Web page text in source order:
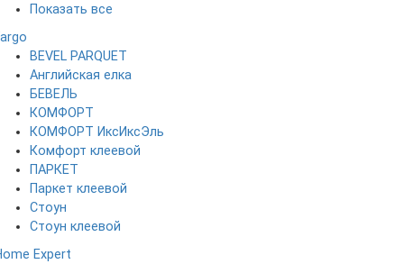
Показать все
BEVEL PARQUET
Английская елка
БЕВЕЛЬ
КОМФОРТ
КОМФОРТ ИксИксЭль
Комфорт клеевой
ПАРКЕТ
Паркет клеевой
Стоун
Стоун клеевой
Expert